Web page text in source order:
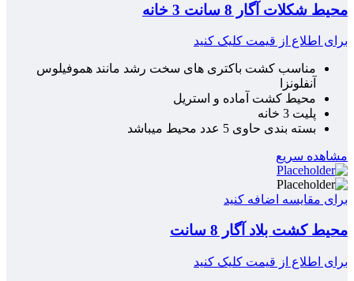
محیط شکلات آگار 8 سانت 3 خانه
برای اطلاع از قیمت کلیک کنید
مناسب کشت باکتری های سخت رشد مانند هموفیلوس
آنفلونزا
محیط کشت آماده و استریل
پلیت 3 خانه
بسته بندی حاوی 5 عدد محیط میباشد
مشاهده سریع
برای مقایسه اضافه کنید
محیط کشت بلاد آگار 8 سانت
برای اطلاع از قیمت کلیک کنید